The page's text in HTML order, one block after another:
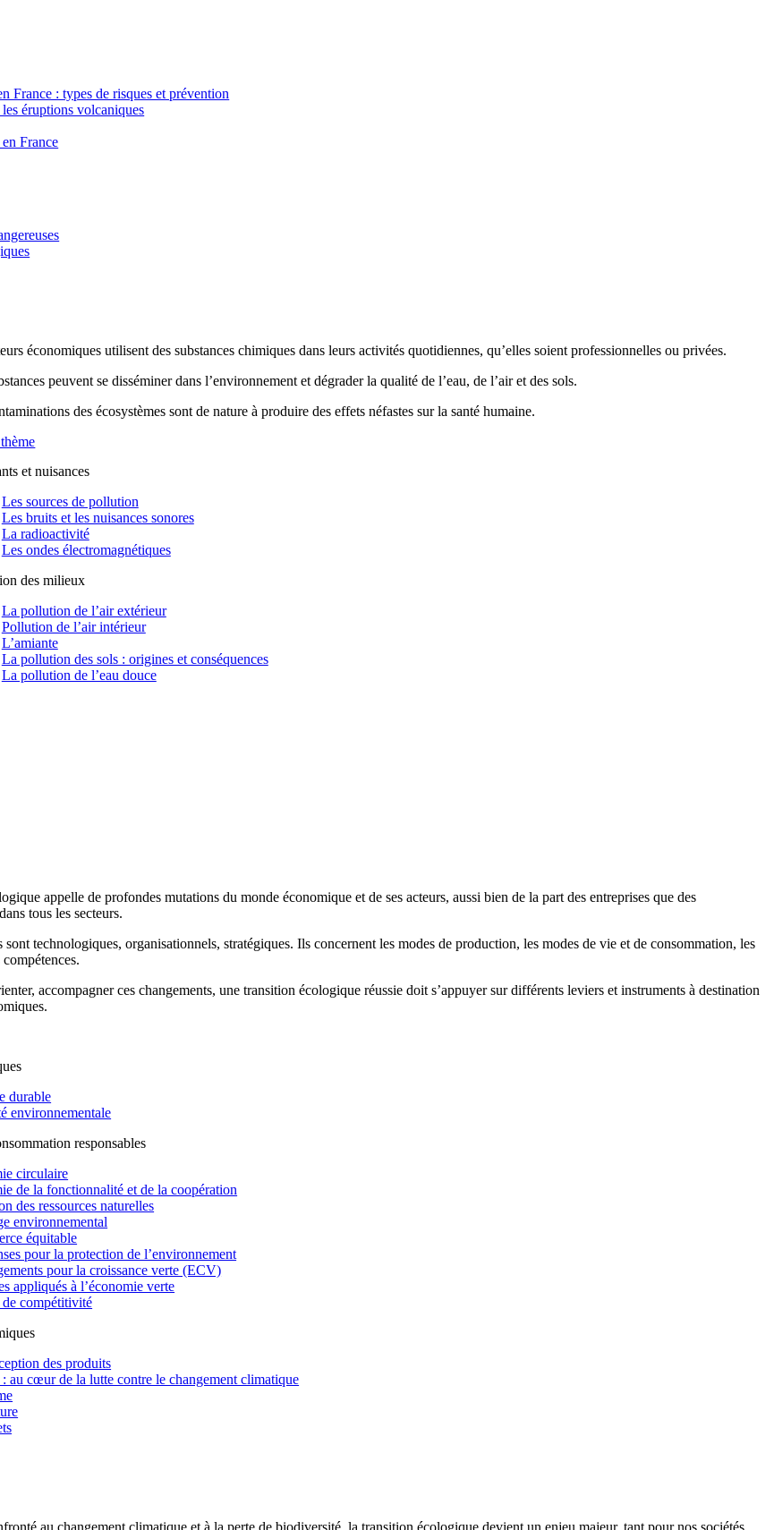
France : types de risques et prévention
éruptions volcaniques
France
économiques utilisent des substances chimiques dans leurs activités quotidiennes, qu’elles soient professionnelles ou privées.
peuvent se disséminer dans l’environnement et dégrader la qualité de l’eau, de l’air et des sols.
des écosystèmes sont de nature à produire des effets néfastes sur la santé humaine.
et nuisances
Les sources de pollution
Les bruits et les nuisances sonores
La radioactivité
Les ondes électromagnétiques
des milieux
La pollution de l’air extérieur
Pollution de l’air intérieur
L’amiante
La pollution des sols : origines et conséquences
La pollution de l’eau douce
appelle de profondes mutations du monde économique et de ses acteurs, aussi bien de la part des entreprises que des
tous les secteurs.
sont technologiques, organisationnels, stratégiques. Ils concernent les modes de production, les modes de vie et de consommation, les
accompagner ces changements, une transition écologique réussie doit s’appuyer sur différents leviers et instruments à destination
durable
environnementale
responsables
circulaire
de la fonctionnalité et de la coopération
des ressources naturelles
environnemental
équitable
pour la protection de l’environnement
pour la croissance verte (ECV)
appliqués à l’économie verte
de compétitivité
des produits
: au cœur de la lutte contre le changement climatique
au changement climatique et à la perte de biodiversité, la transition écologique devient un enjeu majeur, tant pour nos sociétés